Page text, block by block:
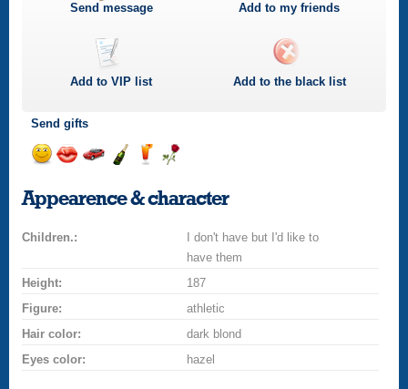
Send message Add to my friends
Add toVIP list Add to the black list
Send gifts
smile
a
champagne
drinkflower
Appearence & character
Children.:
I don't have but I'd like to
have them
Height:
187
Figure:
athletic
Hair color:
dark blond
Eyes color:
hazel